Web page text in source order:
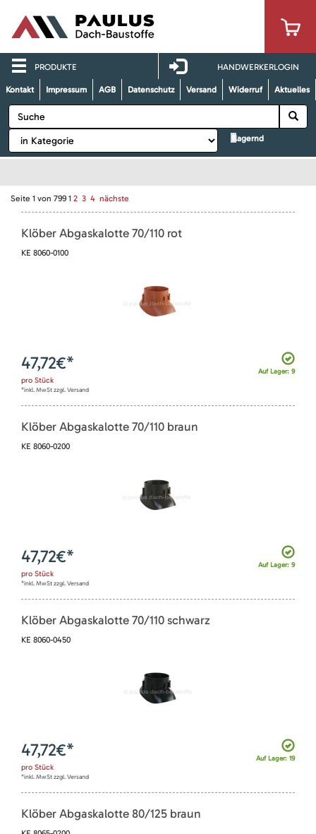
PRODUKTE HANDWERKERLOGIN
Kontakt Impressum AGB Datenschutz Versand Widerruf Aktuelles
lagernd
Seite 1 von 799 1 2 3 4 nächste
Klöber Abgaskalotte 70/110 rot
KE 8060-0100
Auf Lager: 9
47,72€*
pro Stück
*inkl. MwSt zzgl. Versand
Klöber Abgaskalotte 70/110 braun
KE 8060-0200
Auf Lager: 9
47,72€*
pro Stück
*inkl. MwSt zzgl. Versand
Klöber Abgaskalotte 70/110 schwarz
KE 8060-0450
Auf Lager: 19
47,72€*
pro Stück
*inkl. MwSt zzgl. Versand
Klöber Abgaskalotte 80/125 braun